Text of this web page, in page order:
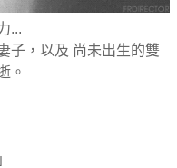
...
子，以及 尚未出生的雙
。